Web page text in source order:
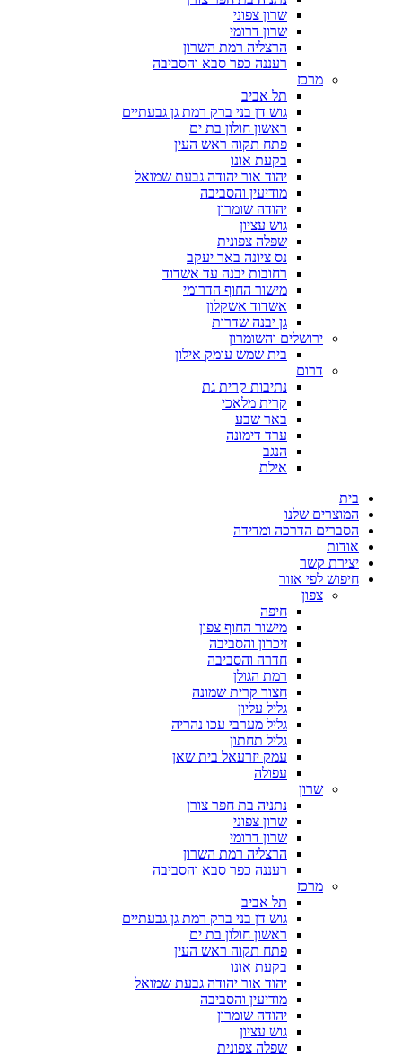
שרון צפוני
שרון דרומי
הרצליה רמת השרון
רעננה כפר סבא והסביבה
מרכז
תל אביב
גוש דן בני ברק רמת גן גבעתיים
ראשון חולון בת ים
פתח תקוה ראש העין
בקעת אונו
יהוד אור יהודה גבעת שמואל
מודיעין והסביבה
יהודה שומרון
גוש עציון
שפלה צפונית
נס ציונה באר יעקב
רחובות יבנה עד אשדוד
מישור החוף הדרומי
אשדוד אשקלון
גן יבנה שדרות
ירושלים והשומרון
בית שמש עומק אילון
דרום
נתיבות קרית גת
קרית מלאכי
באר שבע
ערד דימונה
הנגב
אילת
בית
המוצרים שלנו
הסברים הדרכה ומדידה
אודות
יצירת קשר
חיפוש לפי אזור
צפון
חיפה
מישור החוף צפון
זיכרון והסביבה
חדרה והסביבה
רמת הגולן
חצור קרית שמונה
גליל עליון
גליל מערבי עכו נהריה
גליל תחתון
עמק יזרעאל בית שאן
עפולה
שרון
נתניה בת חפר צורן
שרון צפוני
שרון דרומי
הרצליה רמת השרון
רעננה כפר סבא והסביבה
מרכז
תל אביב
גוש דן בני ברק רמת גן גבעתיים
ראשון חולון בת ים
פתח תקוה ראש העין
בקעת אונו
יהוד אור יהודה גבעת שמואל
מודיעין והסביבה
יהודה שומרון
גוש עציון
שפלה צפונית